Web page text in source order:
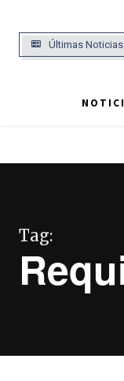
Últimas Noticias
Tag: